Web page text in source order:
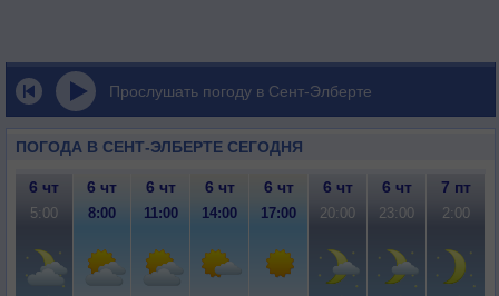
Прослушать погоду в Сент-Элберте
ПОГОДА В СЕНТ-ЭЛБЕРТЕ СЕГОДНЯ
6 чт 6 чт 6 чт 6 чт 6 чт 6 чт 6 чт 7 пт
5:00 8:00 11:00 14:00 17:00 20:00 23:00 2:00